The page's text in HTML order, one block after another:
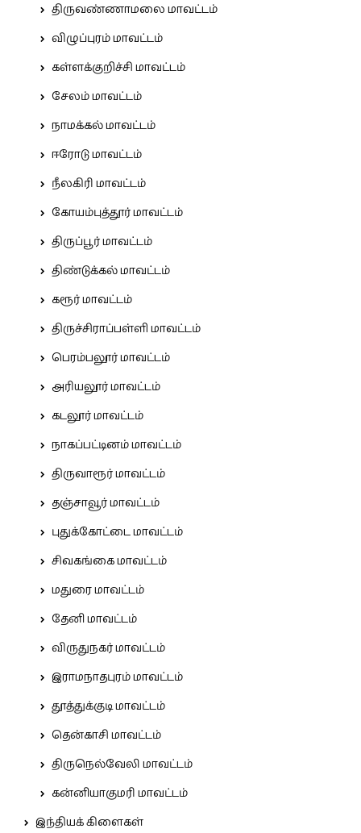
திருவண்ணாமலை மாவட்டம்
விழுப்புரம் மாவட்டம்
கள்ளக்குறிச்சி மாவட்டம்
சேலம் மாவட்டம்
நாமக்கல் மாவட்டம்
ஈரோடு மாவட்டம்
நீலகிரி மாவட்டம்
கோயம்புத்தூர் மாவட்டம்
திருப்பூர் மாவட்டம்
திண்டுக்கல் மாவட்டம்
கரூர் மாவட்டம்
திருச்சிராப்பள்ளி மாவட்டம்
பெரம்பலூர் மாவட்டம்
அரியலூர் மாவட்டம்
கடலூர் மாவட்டம்
நாகப்பட்டினம் மாவட்டம்
திருவாரூர் மாவட்டம்
தஞ்சாவூர் மாவட்டம்
புதுக்கோட்டை மாவட்டம்
சிவகங்கை மாவட்டம்
மதுரை மாவட்டம்
தேனி மாவட்டம்
விருதுநகர் மாவட்டம்
இராமநாதபுரம் மாவட்டம்
தூத்துக்குடி மாவட்டம்
தென்காசி மாவட்டம்
திருநெல்வேலி மாவட்டம்
கன்னியாகுமரி மாவட்டம்
இந்தியக் கிளைகள்